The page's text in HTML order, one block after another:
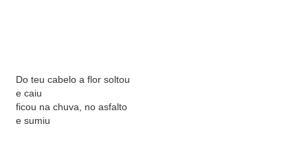
Do teu cabelo a flor soltou
e caiu
ficou na chuva, no asfalto
e sumiu